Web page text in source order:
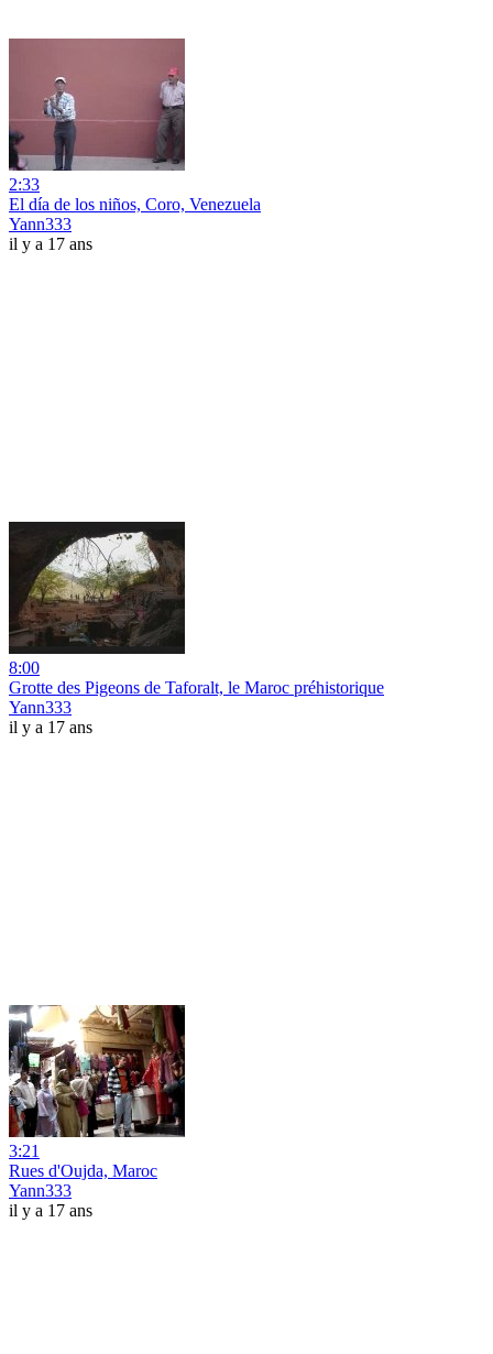
2:33
El día de los niños, Coro, Venezuela
Yann333
il y a 17 ans
8:00
Grotte des Pigeons de Taforalt, le Maroc préhistorique
Yann333
il y a 17 ans
3:21
Rues d'Oujda, Maroc
Yann333
il y a 17 ans